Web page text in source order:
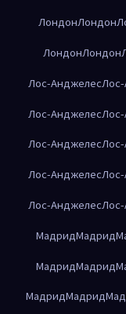
ЛондонЛондон
ЛондонЛондон
Лос-Анджелес
Лос-Анджелес
Лос-Анджелес
Лос-Анджелес
Лос-Анджелес
МадридМадрид
МадридМадрид
МадридМадрид